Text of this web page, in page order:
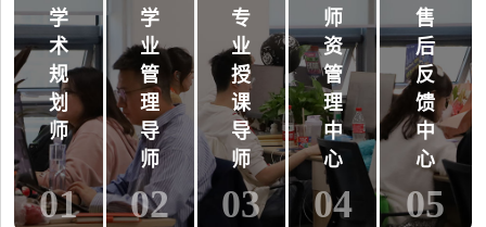
学
术
规
划
师
01
学
业
管
理
导
师
02
专
业
授
课
导
师
03
师
资
管
理
中
心
04
售
后
反
馈
中
心
05